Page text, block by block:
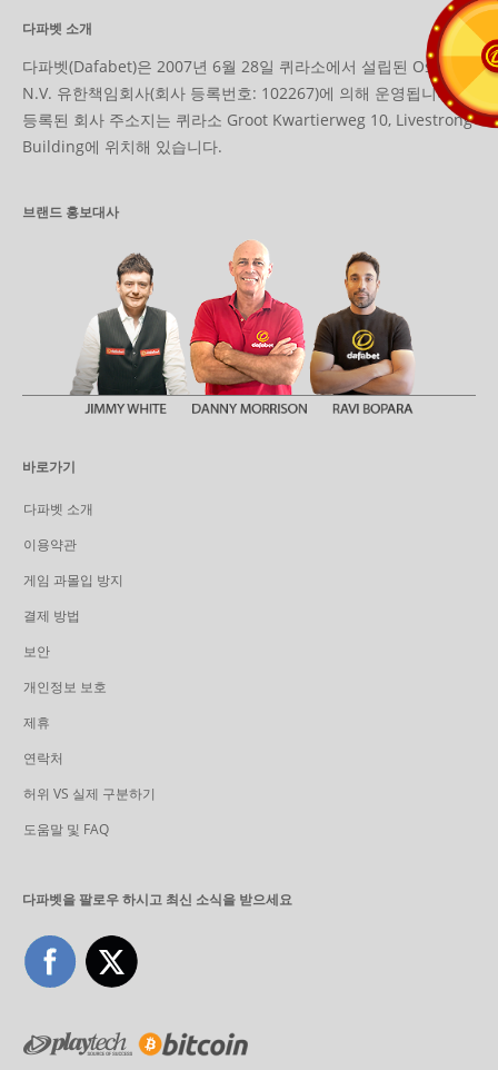
다파벳 소개
다파벳(Dafabet)은 2007년 6월 28일 퀴라소에서 설립된 Osmila
N.V. 유한책임회사(회사 등록번호: 102267)에 의해 운영됩니다.
등록된 회사 주소지는 퀴라소 Groot Kwartierweg 10, Livestrong
Building에 위치해 있습니다.
브랜드 홍보대사
바로가기
다파벳 소개
이용약관
게임 과몰입 방지
결제 방법
보안
개인정보 보호
제휴
연락처
허위 VS 실제 구분하기
도움말 및 FAQ
다파벳을 팔로우 하시고 최신 소식을 받으세요